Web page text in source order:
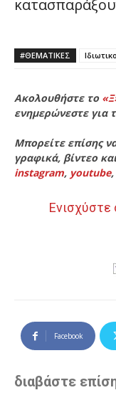
#ΘΕΜΑΤΙΚΈΣ
Ακολουθήστε το
ενημερώνεστε για
Μπορείτε επίσης
γραφικά, βίντεο
instagram, youtube,
Ενισχύστε
Facebook
διαβάστε